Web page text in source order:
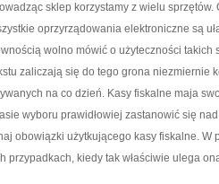
sklep korzystamy z wielu
oprzyrządowania elektroniczne są
wolno mówić o użyteczności takich
zaliczają się do tego grona niezmiernie
na co dzień. Kasy fiskalne maja
wyboru prawidłowiej zastanowić się
obowiązki użytkującego kasy fiskalne. W
przypadkach, kiedy tak właściwie ulega